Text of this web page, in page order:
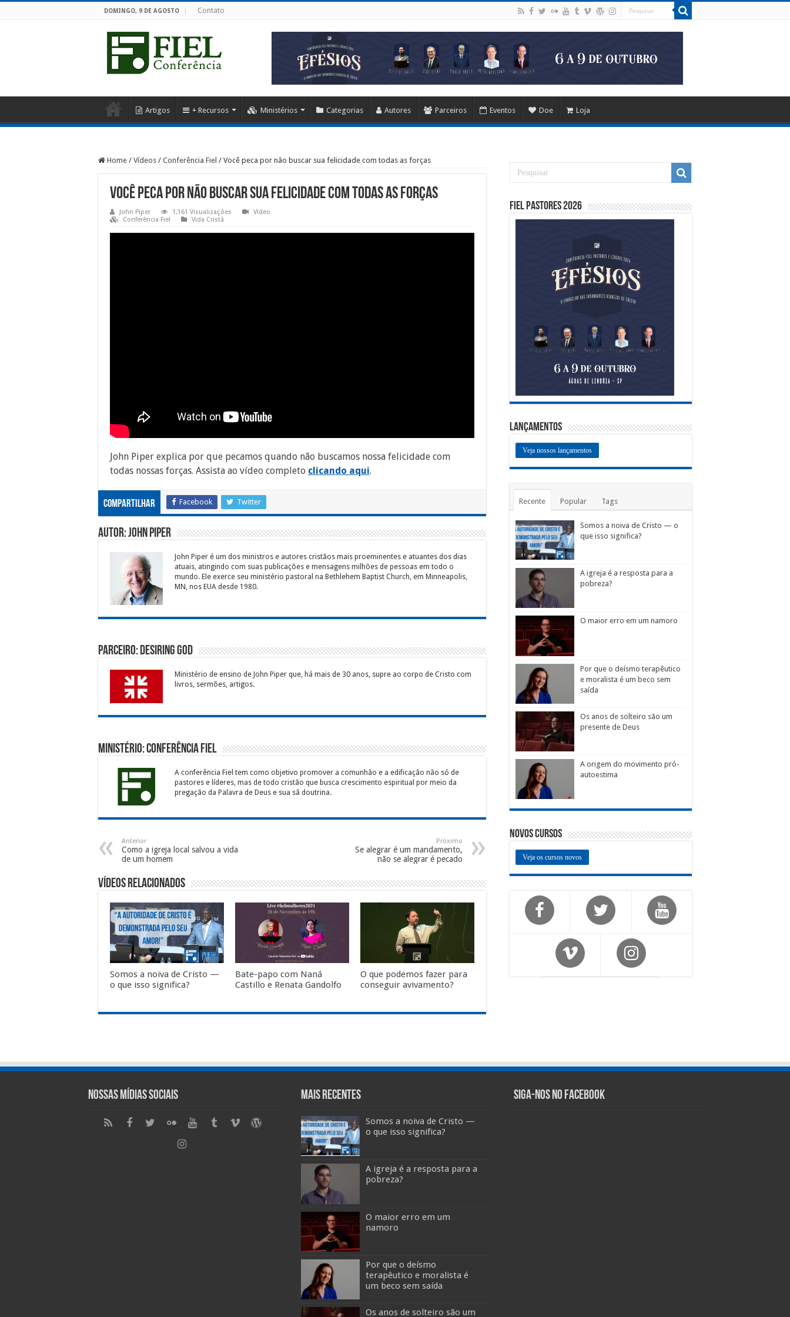
DOMINGO, 9 DE AGOSTO Contato
Artigos + Recursos Ministérios Categorias Autores Parceiros Eventos Doe Loja
Home / Vídeos / Conferência Fiel / Você peca por não buscar sua felicidade com todas as forças
Você peca por não buscar sua felicidade com todas as forças
John Piper 1,161 Visualizações
Vídeo
Conferência Fiel
Vida Cristã
John Piper explica por que pecamos quando não buscamos nossa felicidade com
todas nossas forças. Assista ao vídeo completo clicando aqui.
Compartilhar Facebook Twitter
Autor: John Piper
John Piper é um dos ministros e autores cristãos mais proeminentes e atuantes dos dias
atuais, atingindo com suas publicações e mensagens milhões de pessoas em todo o
mundo. Ele exerce seu ministério pastoral na Bethlehem Baptist Church, em Minneapolis,
MN, nos EUA desde 1980.
Parceiro: Desiring God
Ministério de ensino de John Piper que, há mais de 30 anos, supre ao corpo de Cristo com
livros, sermões, artigos.
Ministério: Conferência Fiel
A conferência Fiel tem como objetivo promover a comunhão e a edificação não só de
pastores e líderes, mas de todo cristão que busca crescimento espiritual por meio da
pregação da Palavra de Deus e sua sã doutrina.
Anterior
Como a igreja local salvou a vida
de um homem
Próximo
Se alegrar é um mandamento,
não se alegrar é pecado
Vídeos Relacionados
Somos a noiva de Cristo —
o que isso significa?
Bate-papo com Naná
Castillo e Renata Gandolfo
O que podemos fazer para
conseguir avivamento?
Fiel Pastores 2026
Lançamentos
Veja nossos lançamentos
Recente Popular Tags
Somos a noiva de Cristo — o
que isso significa?
A igreja é a resposta para a
pobreza?
O maior erro em um namoro
Por que o deísmo terapêutico
e moralista é um beco sem
saída
Os anos de solteiro são um
presente de Deus
A origem do movimento pró-
autoestima
Novos Cursos
Veja os cursos novos
Nossas Mídias Sociais Mais Recentes
Somos a noiva de Cristo —
o que isso significa?
A igreja é a resposta para a
pobreza?
O maior erro em um
namoro
Por que o deísmo
terapêutico e moralista é
um beco sem saída
Os anos de solteiro são um
Siga-nos no Facebook